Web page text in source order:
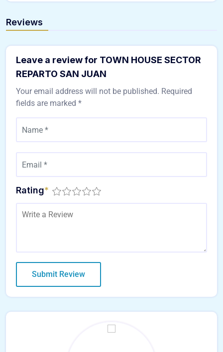
Reviews
Leave a review for TOWN HOUSE SECTOR
REPARTO SAN JUAN
Your email address will not be published. Required
fields are marked *
Rating*